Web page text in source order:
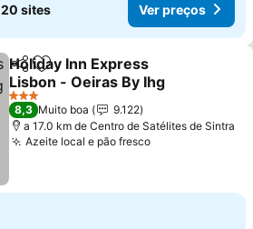
20 sites Ver preços
PartilharAdicionar aos favoritos
Holiday Inn Express
Lisbon - Oeiras By Ihg
3 Estrelas
8,3 Muito boa
9.122
a 17.0 km de Centro de Satélites de Sintra
Azeite local e pão fresco